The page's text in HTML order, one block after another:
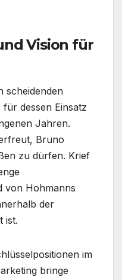
Vision für
scheidenden
dessen Einsatz
Jahren.
Bruno
zu dürfen. Krief
von Hohmanns
der
ist.
im
bringe